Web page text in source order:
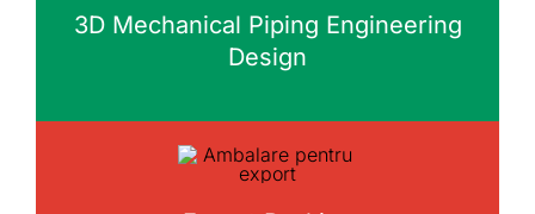
3D Mechanical Piping Engineering
Design